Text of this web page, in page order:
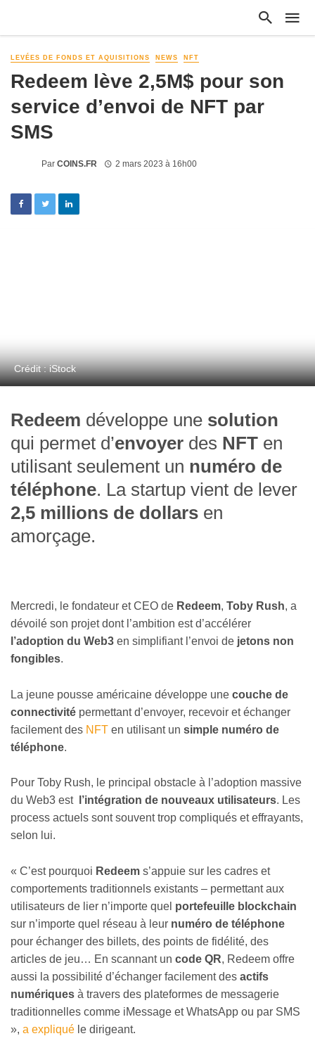
LEVÉES DE FONDS ET AQUISITIONS NEWS NFT
Redeem lève 2,5M$ pour son
service d’envoi de NFT par
SMS
Par COINS.FR 2 mars 2023 à 16h00
Crédit : iStock
Redeem développe une solution
qui permet d’envoyer des NFT en
utilisant seulement un numéro de
téléphone. La startup vient de lever
2,5 millions de dollars en
amorçage.
Mercredi, le fondateur et CEO de Redeem, Toby Rush, a
dévoilé son projet dont l’ambition est d’accélérer
l’adoption du Web3 en simplifiant l’envoi de jetons non
fongibles.
La jeune pousse américaine développe une couche de
connectivité permettant d’envoyer, recevoir et échanger
facilement des NFT en utilisant un simple numéro de
téléphone.
Pour Toby Rush, le principal obstacle à l’adoption massive
du Web3 est
l’intégration de nouveaux utilisateurs. Les
process actuels sont souvent trop compliqués et effrayants,
selon lui.
« C’est pourquoi Redeem s’appuie sur les cadres et
comportements traditionnels existants – permettant aux
utilisateurs de lier n’importe quel portefeuille blockchain
sur n’importe quel réseau à leur numéro de téléphone
pour échanger des billets, des points de fidélité, des
articles de jeu… En scannant un code QR, Redeem offre
aussi la possibilité d’échanger facilement des actifs
numériques à travers des plateformes de messagerie
traditionnelles comme iMessage et WhatsApp ou par SMS
», a expliqué le dirigeant.